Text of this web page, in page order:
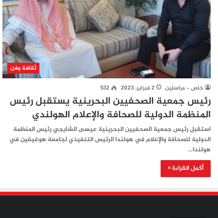
ثقافة وفن
خاص - مراسلين 2 فبراير، 2023 532
رئيس جمعية الصحفيين البحرينية يستقبل رئيس
المنظمة الدولية للصحافة والإعلام الهولندي
استقبل رئيس جمعية الصحفيين البحرينية عيسى الشايجي رئيس المنظمة
الدولية للصحافة والإعلام في هولندا الرئيس التنفيذي لجامعة هوغيفين في
هولندا…
أكمل القراءة »